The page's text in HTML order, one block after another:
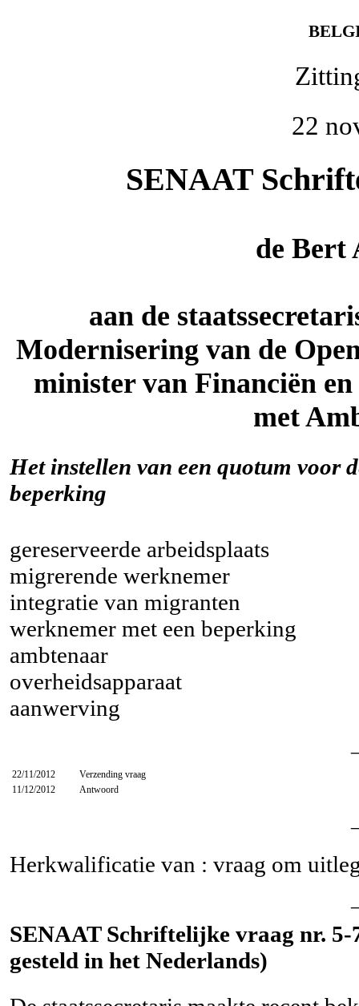
22
SENAAT
de Bert
aan de
Modernisering van de
minister van Financiën
met
Het instellen van een quotum voor
beperking
gereserveerde arbeidsplaats
migrerende werknemer
integratie van migranten
werknemer met een beperking
ambtenaar
overheidsapparaat
aanwerving
22/11/2012
Verzending vraag
11/12/2012
Antwoord
Herkwalificatie van : vraag om
SENAAT Schriftelijke vraag nr. 5-
gesteld in het Nederlands)